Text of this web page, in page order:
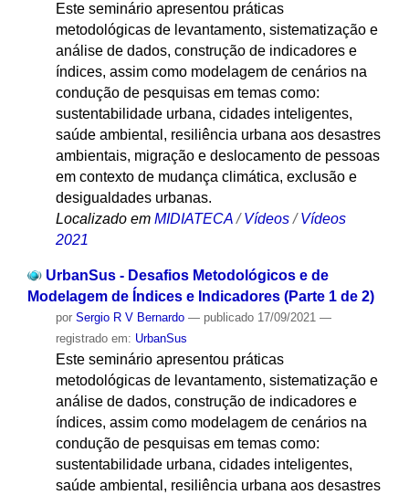
Este seminário apresentou práticas
metodológicas de levantamento, sistematização e
análise de dados, construção de indicadores e
índices, assim como modelagem de cenários na
condução de pesquisas em temas como:
sustentabilidade urbana, cidades inteligentes,
saúde ambiental, resiliência urbana aos desastres
ambientais, migração e deslocamento de pessoas
em contexto de mudança climática, exclusão e
desigualdades urbanas.
Localizado em MIDIATECA / Vídeos / Vídeos
2021
UrbanSus - Desafios Metodológicos e de
Modelagem de Índices e Indicadores (Parte 1 de 2)
por Sergio R V Bernardo — publicado17/09/2021 —
registrado em: UrbanSus
Este seminário apresentou práticas
metodológicas de levantamento, sistematização e
análise de dados, construção de indicadores e
índices, assim como modelagem de cenários na
condução de pesquisas em temas como:
sustentabilidade urbana, cidades inteligentes,
saúde ambiental, resiliência urbana aos desastres